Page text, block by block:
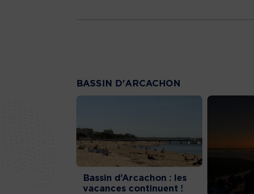
BASSIN D'ARCACHON
Bassin d’Arcachon : les
vacances continuent !